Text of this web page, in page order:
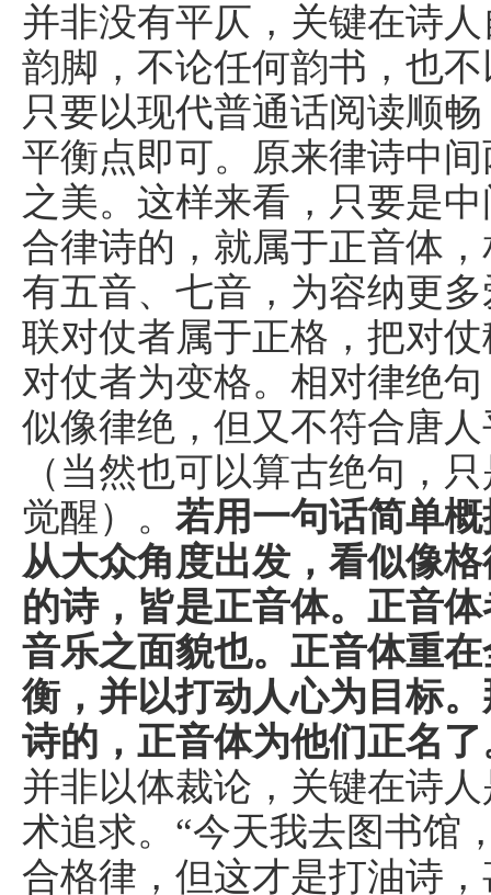
并非没有平仄，关键在诗
韵脚，不论任何韵书，也
只要以现代普通话阅读顺
平衡点即可。原来律诗中
之美。这样来看，只要是
合律诗的，就属于正音体
有五音、七音，为容纳更
联对仗者属于正格，把对
对仗者为变格。相对律绝
似像律绝，但又不符合唐
（当然也可以算古绝句，
觉醒）。 若用一句话简单
从大众角度出发，看似像
的诗，皆是正音体。正音
音乐之面貌也。正音体重
衡，并以打动人心为目标
诗的，正音体为他们正名了
并非以体裁论，关键在诗
术追求。“今天我去图书馆
合格律，但这才是打油诗